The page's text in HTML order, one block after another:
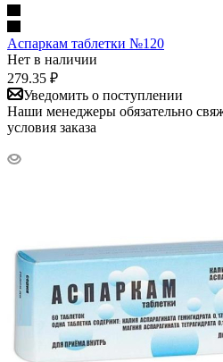
Аспаркам таблетки №120
Нет в наличии
279.35 ₽
Уведомить о поступлении
Наши менеджеры обязательно
условия заказа